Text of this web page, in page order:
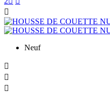

Neuf


